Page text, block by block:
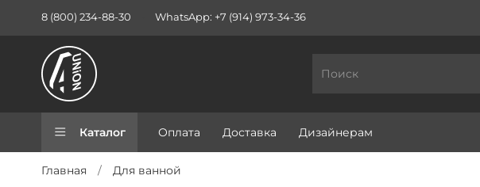
8 (800) 234-88-30 WhatsApp: +7 (914) 973-34-36
Каталог Оплата Доставка Дизайнерам
Главная Для ванной